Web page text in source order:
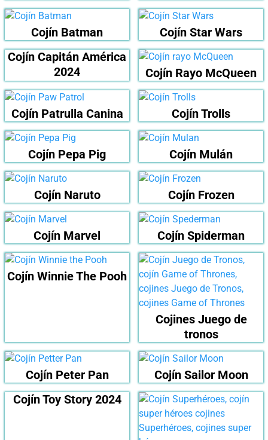
Cojín Batman
Cojín Star Wars
Cojín Capitán América
2024
Cojín Rayo McQueen
Cojín Patrulla Canina Cojín Trolls
Cojín Pepa Pig Cojín Mulán
Cojín Naruto Cojín Frozen
Cojín Marvel Cojín Spiderman
Cojín Winnie The Pooh
Cojines Juego de
tronos
Cojín Peter Pan
Cojín Sailor Moon
Cojín Toy Story 2024